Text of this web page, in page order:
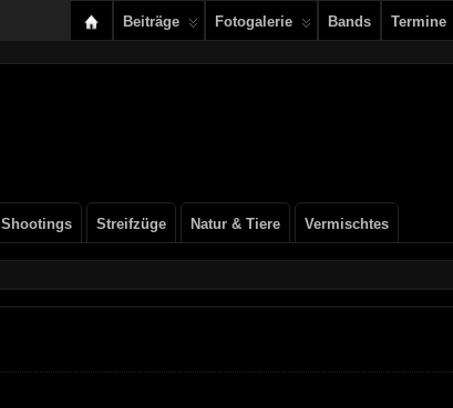
Beiträge Fotogalerie Bands Termine
Shootings Streifzüge Natur & Tiere Vermischtes